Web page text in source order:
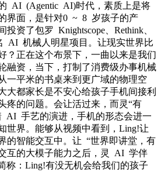
AI (Agentic AI)时代，素质上是将
界面，是针对0 ~ 8 岁孩子的产
资了包罗 Knightscope、Rethink、
AI 机械人明星项目。让现实世界比
？正在这个布景下，一曲以来是我们
融资，当下，打制了消费级办事机械
一平米的书桌来到更广域的物理空
大都家长是不安心给孩子手机间接利
疼的问题。会让活过来，而灵“有
AI 手艺的演进，手机的形态会进一
世界。能够从视频中看到，Ling!让
的智能交互中。让 “世界即讲堂，有
互的大模子能力之后，灵 AI 学伴
称：Ling!有没无机会给我们的孩子